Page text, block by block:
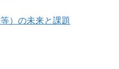
）の未来と課題